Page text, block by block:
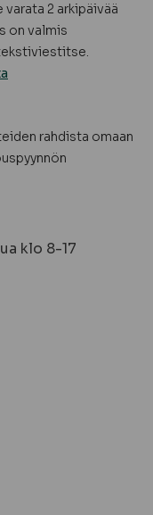
2 arkipäivää
on valmis
rahdista omaan
klo 8-17